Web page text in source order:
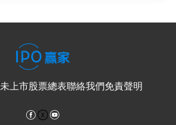
未上市股票總表聯絡我們免責聲明
Facebook